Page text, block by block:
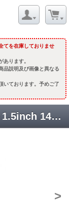
てを在庫しておりませ
あります。
品説明及び画像と異なる
いております。予めご了
エクステンションアウターバレル 1.5inch 14mm [STBR415C] 正>逆 [取寄]
>